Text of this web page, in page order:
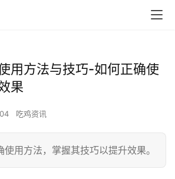
用方法与技巧-如何正确使
果
吃鸡资讯
用方法，掌握其技巧以提升效果。